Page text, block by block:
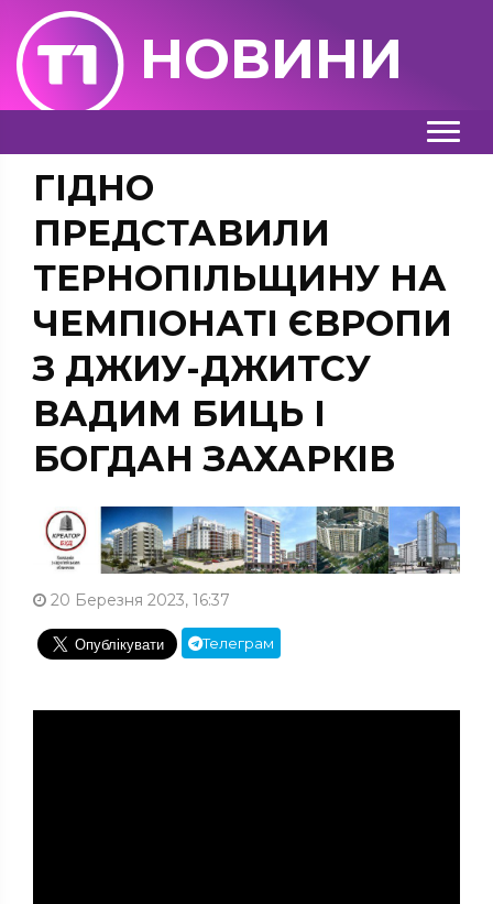
НОВИНИ
ГІДНО
ПРЕДСТАВИЛИ
ТЕРНОПІЛЬЩИНУ НА
ЧЕМПІОНАТІ ЄВРОПИ
З ДЖИУ-ДЖИТСУ
ВАДИМ БИЦЬ І
БОГДАН ЗАХАРКІВ
20 Березня 2023, 16:37
Телеграм